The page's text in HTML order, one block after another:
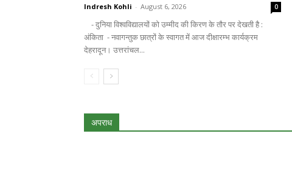
Indresh Kohli - August 6, 2026 0
- दुनिया विश्वविद्यालयों को उम्मीद की किरण के तौर पर देखती है :
अंकिता - नवागन्तुक छात्रों के स्वागत में आज दीक्षारम्भ कार्यक्रम
देहरादून। उत्तरांचल...
अपराध